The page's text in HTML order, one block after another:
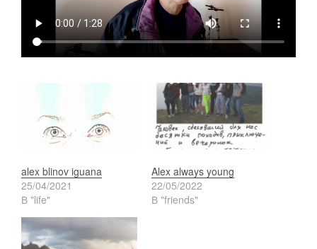
alex blinov iguana
25/04/2021
В "life"
Alex always young
22/05/2022
В "friends"